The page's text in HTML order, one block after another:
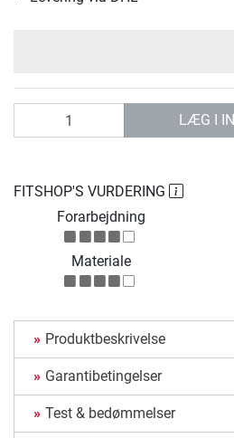
LÆG I
FITSHOP'S VURDERING
Forarbejdning
Materiale
Produktbeskrivelse
Garantibetingelser
Test & bedømmelser